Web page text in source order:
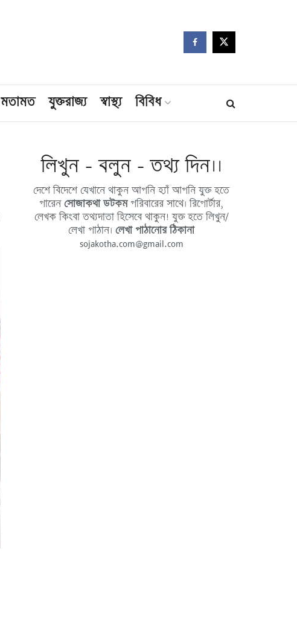
মতামত যুক্তরাজ্য স্বাস্থ্য বিবিধ
লিখুন - বলুন - তথ্য দিন।।
দেশে বিদেশে যেখানে থাকুন আপনি হ্যাঁ আপনি যুক্ত হতে
পারেনসোজাকথা ডটকমপরিবারের সাথে। রিপোর্টার,
লেখক কিংবা তথ্যদাতা হিসেবে থাকুন! যুক্ত হতে লিখুন/
লেখা পাঠান। লেখা পাঠানোর ঠিকানা
sojakotha.com@gmail.com